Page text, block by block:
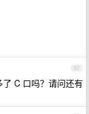
82
C 口吗？请问还有